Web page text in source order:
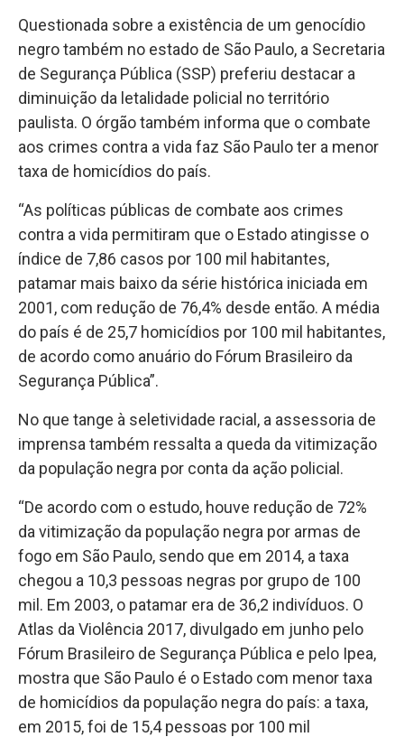
Questionada sobre a existência de um genocídio
negro também no estado de São Paulo, a Secretaria
de Segurança Pública (SSP) preferiu destacar a
diminuição da letalidade policial no território
paulista. O órgão também informa que o combate
aos crimes contra a vida faz São Paulo ter a menor
taxa de homicídios do país.
“As políticas públicas de combate aos crimes
contra a vida permitiram que o Estado atingisse o
índice de 7,86 casos por 100 mil habitantes,
patamar mais baixo da série histórica iniciada em
2001, com redução de 76,4% desde então. A média
do país é de 25,7 homicídios por 100 mil habitantes,
de acordo como anuário do Fórum Brasileiro da
Segurança Pública”.
No que tange à seletividade racial, a assessoria de
imprensa também ressalta a queda da vitimização
da população negra por conta da ação policial.
“De acordo com o estudo, houve redução de 72%
da vitimização da população negra por armas de
fogo em São Paulo, sendo que em 2014, a taxa
chegou a 10,3 pessoas negras por grupo de 100
mil. Em 2003, o patamar era de 36,2 indivíduos. O
Atlas da Violência 2017, divulgado em junho pelo
Fórum Brasileiro de Segurança Pública e pelo Ipea,
mostra que São Paulo é o Estado com menor taxa
de homicídios da população negra do país: a taxa,
em 2015, foi de 15,4 pessoas por 100 mil